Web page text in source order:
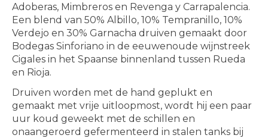
Adoberas, Mimbreros en Revenga y Carrapalencia.
Een blend van 50% Albillo, 10% Tempranillo, 10%
Verdejo en 30% Garnacha druiven gemaakt door
Bodegas Sinforiano in de eeuwenoude wijnstreek
Cigales in het Spaanse binnenland tussen Rueda
en Rioja.
Druiven worden met de hand geplukt en
gemaakt met vrije uitloopmost, wordt hij een paar
uur koud geweekt met de schillen en
onaangeroerd gefermenteerd in stalen tanks bij